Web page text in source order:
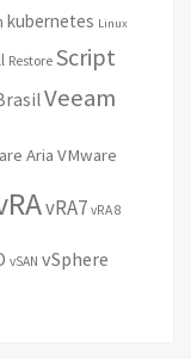
kubernetes Linux
Restore Script
Veeam
Aria VMware
vRA7 vRA 8
vSAN vSphere